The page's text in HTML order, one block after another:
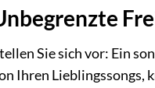
Sie sich vor: Ein
Ihren Lieblingssongs,